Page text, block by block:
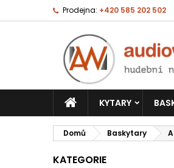
Prodejna: +420 585 202 502
KYTARY
Domů Baskytary
KATEGORIE